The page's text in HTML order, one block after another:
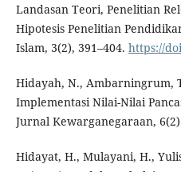
Landasan Teori, Penelitian
Hipotesis Penelitian
Islam, 3(2), 391–404. https://
Hidayah, N., Ambarningrum,
Implementasi Nilai-Nilai
Jurnal Kewarganegaraan,
Hidayat, H., Mulayani, H.,